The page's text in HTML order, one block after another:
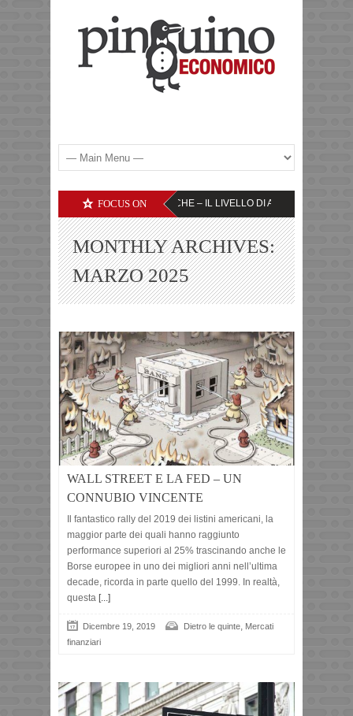
FOCUS ON
DELLE SOCIETA’ TECNOLOGICHE – IL LIVELLO DI ATTENZIONE
MONTHLY ARCHIVES:
MARZO 2025
WALL STREET E LA FED – UN
CONNUBIO VINCENTE
Il fantastico rally del 2019 dei listini americani, la
maggior parte dei quali hanno raggiunto
performance superiori al 25% trascinando anche le
Borse europee in uno dei migliori anni nell’ultima
decade, ricorda in parte quello del 1999. In realtà,
questa [...]
Dicembre 19, 2019 Dietro le quinte, Mercati
finanziari